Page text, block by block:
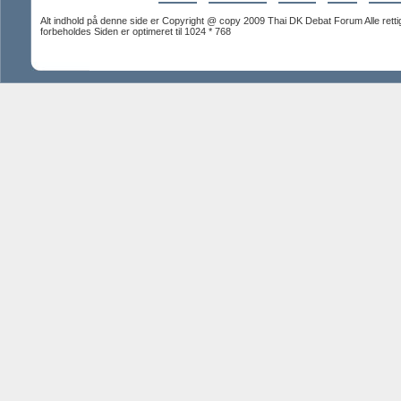
Alt indhold på denne side er Copyright @ copy 2009 Thai DK Debat Forum Alle
forbeholdes Siden er optimeret til 1024 * 768